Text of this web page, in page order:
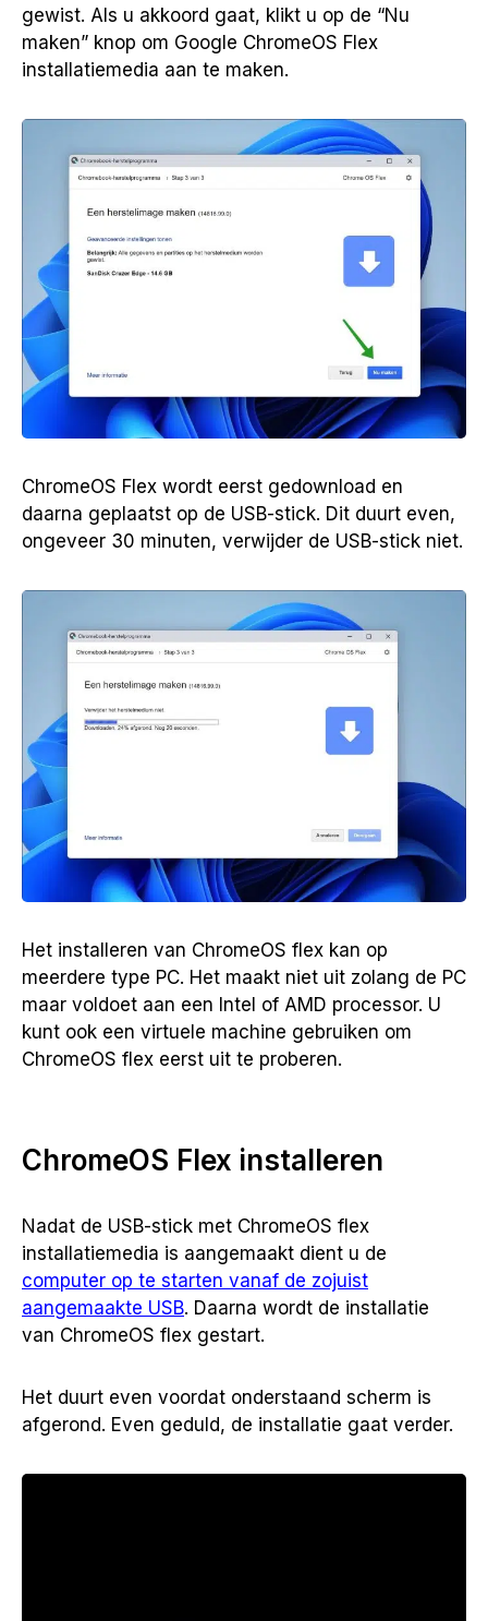
gewist. Als u akkoord gaat, klikt u op de “Nu
maken” knop om Google ChromeOS Flex
installatiemedia aan te maken.
ChromeOS Flex wordt eerst gedownload en
daarna geplaatst op de USB-stick. Dit duurt even,
ongeveer 30 minuten, verwijder de USB-stick niet.
Het installeren van ChromeOS flex kan op
meerdere type PC. Het maakt niet uit zolang de PC
maar voldoet aan een Intel of AMD processor. U
kunt ook een virtuele machine gebruiken om
ChromeOS flex eerst uit te proberen.
ChromeOS Flex installeren
Nadat de USB-stick met ChromeOS flex
installatiemedia is aangemaakt dient u de
computer op te starten vanaf de zojuist
aangemaakte USB. Daarna wordt de installatie
van ChromeOS flex gestart.
Het duurt even voordat onderstaand scherm is
afgerond. Even geduld, de installatie gaat verder.